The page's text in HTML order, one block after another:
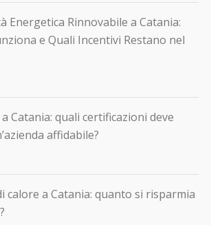
Energetica Rinnovabile a Catania:
e Quali Incentivi Restano nel
Catania: quali certificazioni deve
affidabile?
calore a Catania: quanto si risparmia